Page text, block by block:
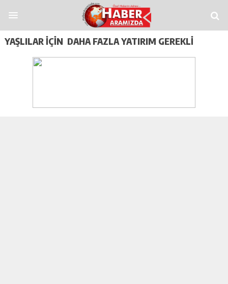
Casino Spinograndpashabet
YAŞLILAR İÇİN DAHA FAZLA YATIRIM GEREKLİ